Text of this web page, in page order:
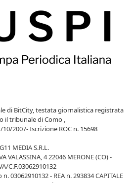
di BitCity, testata giornalistica registrata
il tribunale di Como ,
2007- Iscrizione ROC n. 15698
G11 MEDIA S.R.L.
VALASSINA, 4 22046 MERONE (CO) -
C.F.03062910132
03062910132 - REA n. 293834 CAPITALE